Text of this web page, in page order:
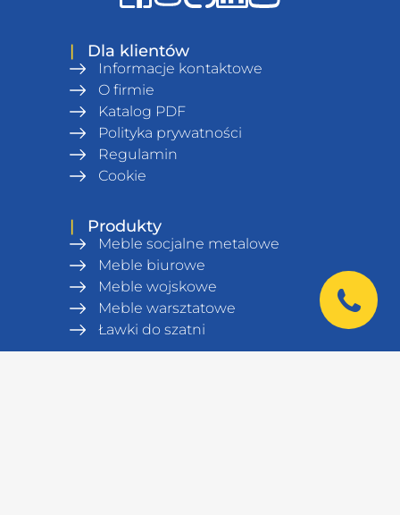
| Dla klientów
Informacje kontaktowe
O firmie
Katalog PDF
Polityka prywatności
Regulamin
Сookie
| Produkty
Meble socjalne metalowe
Meble biurowe
Meble wojskowe
Meble warsztatowe
Ławki do szatni